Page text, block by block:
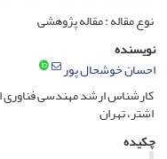
نوع مقاله : مقاله پژوهشی
نویسنده
احسان خوشحال پور
کارشناس ارشد مهندسی فناوری
اشتر، تهران
چکیده